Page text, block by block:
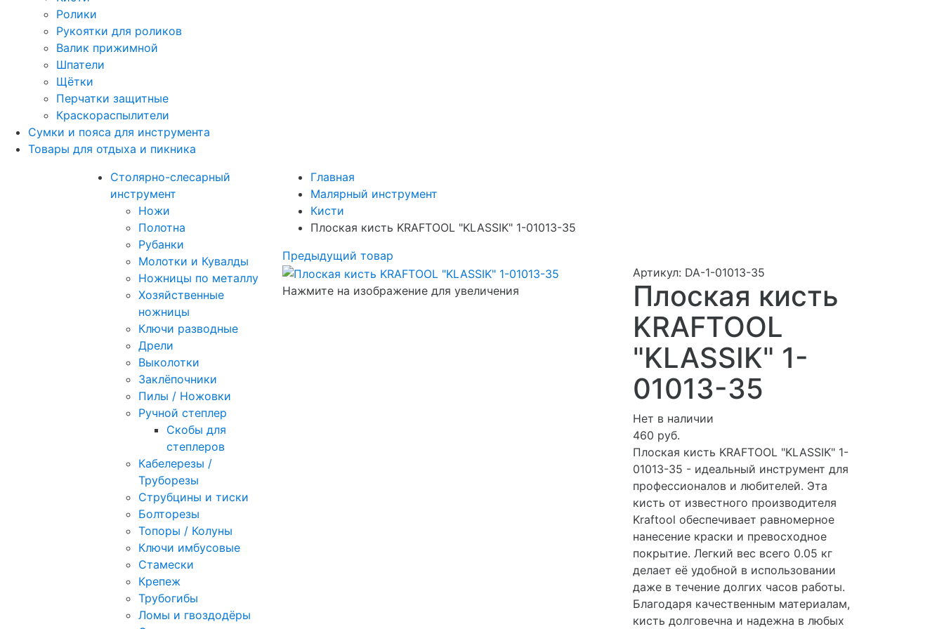
Ролики
Рукоятки для роликов
Валик прижимной
Шпатели
Щётки
Перчатки защитные
Краскораспылители
Сумки и пояса для инструмента
Товары для отдыха и пикника
Столярно-слесарный
инструмент
Ножи
Полотна
Рубанки
Молотки и Кувалды
Ножницы по металлу
Хозяйственные
ножницы
Ключи разводные
Дрели
Выколотки
Заклёпочники
Пилы / Ножовки
Ручной степлер
Скобы для
степлеров
Кабелерезы /
Труборезы
Струбцины и тиски
Болторезы
Топоры / Колуны
Ключи имбусовые
Стамески
Крепеж
Трубогибы
Ломы и гвоздодёры
Главная
Малярный инструмент
Кисти
Плоская кисть KRAFTOOL "KLASSIK" 1-01013-35
Предыдущий товар
Нажмите на изображение для увеличения
Артикул: DA-1-01013-35
Плоская кисть
KRAFTOOL
"KLASSIK" 1-
01013-35
Нет в наличии
460 руб.
Плоская кисть KRAFTOOL "KLASSIK" 1-
01013-35 - идеальный инструмент для
профессионалов и любителей. Эта
кисть от известного производителя
Kraftool обеспечивает равномерное
нанесение краски и превосходное
покрытие. Легкий вес всего 0.05 кг
делает её удобной в использовании
даже в течение долгих часов работы.
Благодаря качественным материалам,
кисть долговечна и надежна в любых